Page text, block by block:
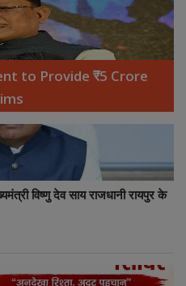
to Provide ₹5 Crore
विष्णु देव साय राजधानी रायपुर के